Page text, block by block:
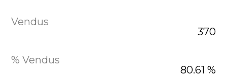
370
80.61 %